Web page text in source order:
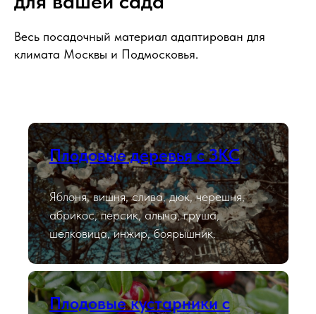
Весь посадочный материал адаптирован для
климата Москвы и Подмосковья.
Плодовые деревья с ЗКС
Яблоня, вишня, слива, дюк, черешня,
абрикос, персик, алыча, груша,
шелковица, инжир, боярышник.
Плодовые кустарники с